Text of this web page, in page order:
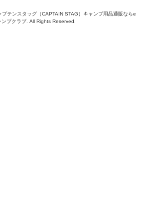
テンスタッグ（CAPTAIN STAG）キャンプ用品通販ならe
ンプクラブ. All Rights Reserved.